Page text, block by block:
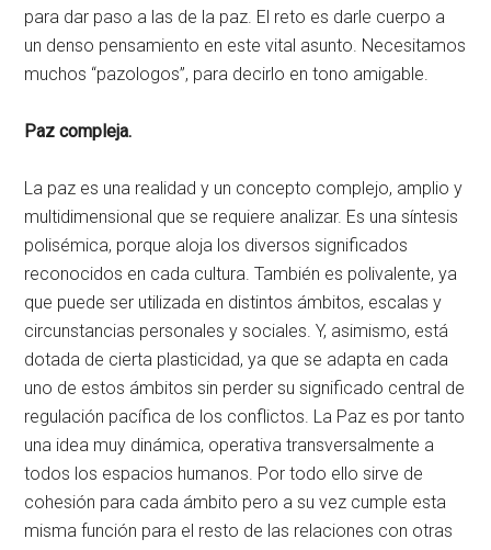
para dar paso a las de la paz. El reto es darle cuerpo a
un denso pensamiento en este vital asunto. Necesitamos
muchos “pazologos”, para decirlo en tono amigable.
Paz compleja.
La paz es una realidad y un concepto complejo, amplio y
multidimensional que se requiere analizar. Es una síntesis
polisémica, porque aloja los diversos significados
reconocidos en cada cultura. También es polivalente, ya
que puede ser utilizada en distintos ámbitos, escalas y
circunstancias personales y sociales. Y, asimismo, está
dotada de cierta plasticidad, ya que se adapta en cada
uno de estos ámbitos sin perder su significado central de
regulación pacífica de los conflictos. La Paz es por tanto
una idea muy dinámica, operativa transversalmente a
todos los espacios humanos. Por todo ello sirve de
cohesión para cada ámbito pero a su vez cumple esta
misma función para el resto de las relaciones con otras